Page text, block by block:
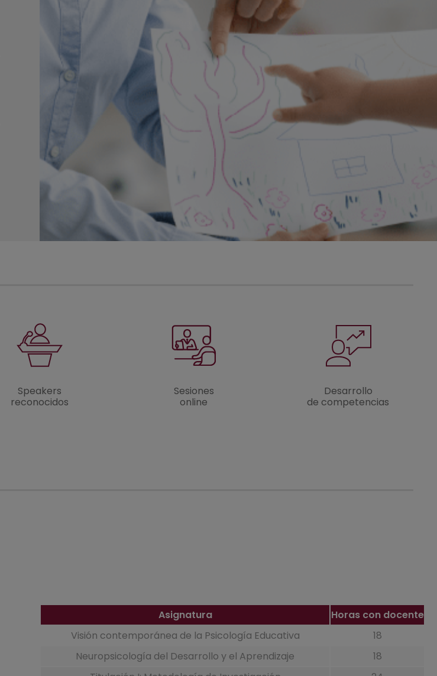
Speakers
reconocidos
Sesiones
online
Desarrollo
de competencias
Asignatura
Horas con docente
Visión contemporánea de la Psicología Educativa
18
Neuropsicología del Desarrollo y el Aprendizaje
18